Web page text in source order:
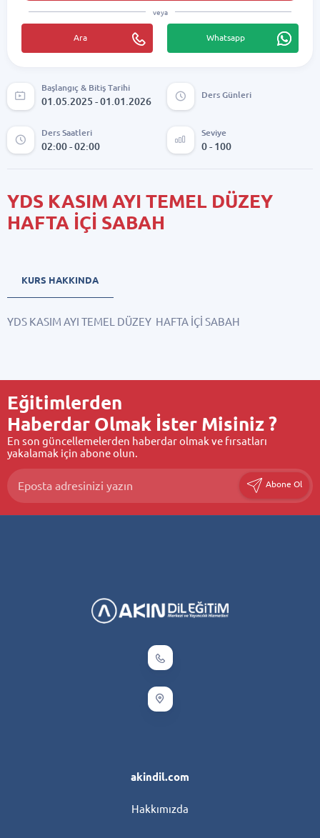
Başlangıç & Bitiş Tarihi
01.05.2025 - 01.01.2026
Ders Günleri
Ders Saatleri
02:00 - 02:00
Seviye
0 - 100
YDS KASIM AYI TEMEL DÜZEY
HAFTA İÇİ SABAH
KURS HAKKINDA
YDS KASIM AYI TEMEL DÜZEY HAFTA İÇİ SABAH
veya
Ara Whatsapp
Eğitimlerden
Haberdar Olmak İster Misiniz ?
En son güncellemelerden haberdar olmak ve fırsatları
yakalamak için abone olun.
Abone Ol
akindil.com
Hakkımızda